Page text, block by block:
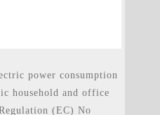
power consumption
household and office
(EC) No